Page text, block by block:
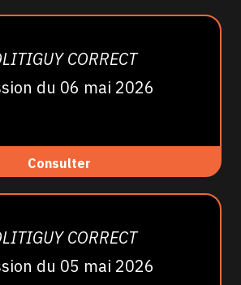
CORRECT
du 06 mai 2026
Consulter
CORRECT
du 05 mai 2026